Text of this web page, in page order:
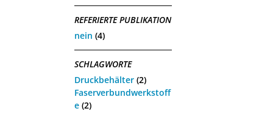
REFERIERTE PUBLIKATION
nein (4)
SCHLAGWORTE
Druckbehälter (2)
Faserverbundwerkstoff
e (2)